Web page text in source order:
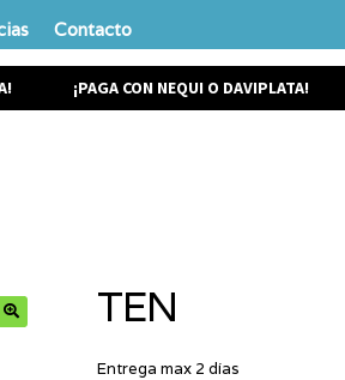
Contacto
¡PAGA CON NEQUI O DAVIPLATA!
TEN
Entrega max 2 días